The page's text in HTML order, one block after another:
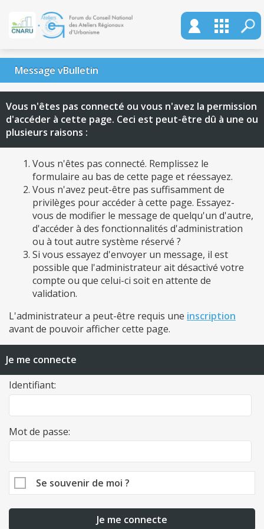
Message vBulletin
Vous n'êtes pas connecté ou vous n'avez la permission
d'accéder à cette page. Ceci est peut-être dû à une ou
plusieurs raisons :
Vous n'êtes pas connecté. Remplissez le
formulaire au bas de cette page et réessayez.
Vous n'avez peut-être pas suffisamment de
privilèges pour accéder à cette page. Essayez-
vous de modifier le message de quelqu'un d'autre,
d'accéder à des fonctionnalités d'administration
ou à tout autre système réservé ?
Si vous essayez d'envoyer un message, il est
possible que l'administrateur ait désactivé votre
compte ou que celui-ci soit en attente de
validation.
L'administrateur a peut-être requis une inscription
avant de pouvoir afficher cette page.
Je me connecte
Identifiant:
Mot de passe:
Se souvenir de moi ?
Je me connecte